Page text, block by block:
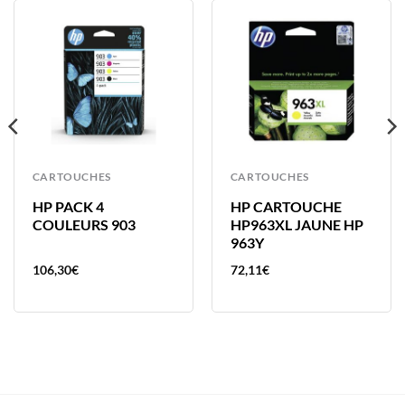
CARTOUCHES
HP PACK 4
COULEURS 903
106,30€
CARTOUCHES
HP CARTOUCHE
HP963XL JAUNE HP
963Y
72,11€